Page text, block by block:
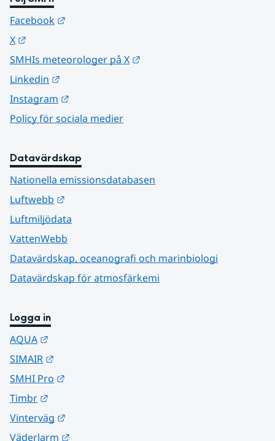
Facebook
X
SMHIs meteorologer på X
Linkedin
Instagram
Policy för sociala medier
Datavärdskap
Nationella emissionsdatabasen
Luftwebb
Luftmiljödata
VattenWebb
Datavärdskap, oceanografi och marinbiologi
Datavärdskap för atmosfärkemi
Logga in
AQUA
SIMAIR
SMHI Pro
Timbr
Vinterväg
Väderlarm